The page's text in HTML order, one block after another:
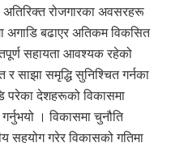
रोजगारका अवसरहरू
अगाडि बढाएर अतिकम विकसित
सहायता आवश्यक रहेको
र साझा समृद्धि सुनिश्चित गर्नका
परेका देशहरूको विकासमा
। विकासमा चुनौति
सहयोग गरेर विकासको गतिमा